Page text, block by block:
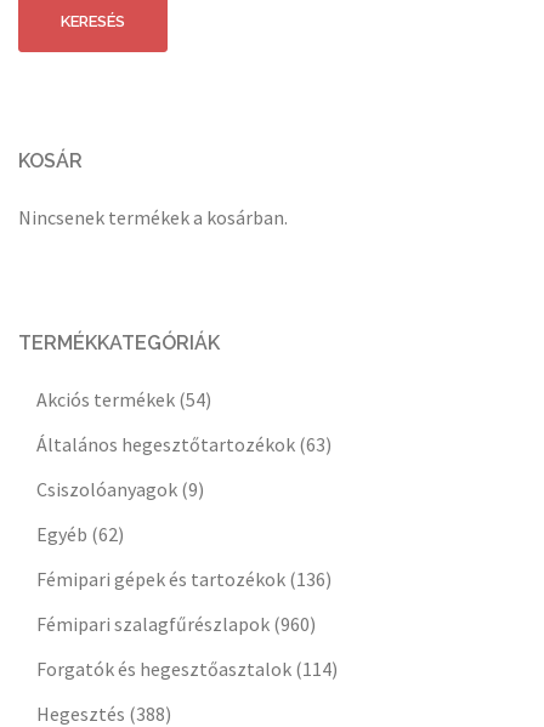
következőre:
KERESÉS
KOSÁR
Nincsenek termékek a kosárban.
TERMÉKKATEGÓRIÁK
Akciós termékek (54)
Általános hegesztőtartozékok (63)
Csiszolóanyagok (9)
Egyéb (62)
Fémipari gépek és tartozékok (136)
Fémipari szalagfűrészlapok (960)
Forgatók és hegesztőasztalok (114)
Hegesztés (388)